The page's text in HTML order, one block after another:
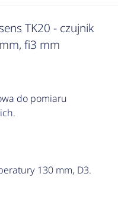
TK20 - czujnik
fi3 mm
do pomiaru
130 mm, D3.